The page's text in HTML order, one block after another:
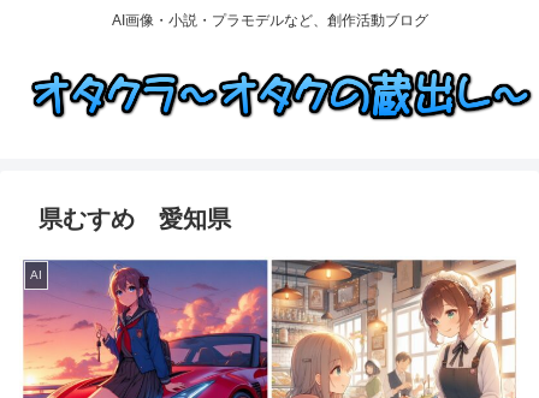
AI画像・小説・プラモデルなど、創作活動ブログ
県むすめ 愛知県
AI